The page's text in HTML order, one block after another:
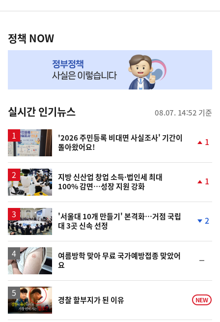
영
책
NOW,
뉴
스
정책 NOW
실시간 인기뉴스 08.07. 14:52 기준
'2026 주민등록 비대면 사실조사' 기간이
돌아왔어요!
상
1
지방 신산업 창업 소득·법인세 최대
100% 감면…성장 지원 강화
상
1
'서울대 10개 만들기' 본격화…거점 국립
대 3곳 신속 선정
하
2
여름방학 맞아 무료 국가예방접종 맞았어
요
일
영
상
경찰 할부지가 된 이유 NEW